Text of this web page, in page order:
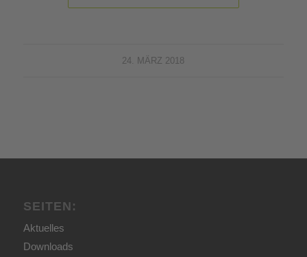
24. MÄRZ 2018
SEITEN:
Aktuelles
Downloads